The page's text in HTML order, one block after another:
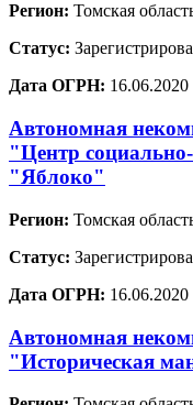
Регион: Томская
Статус:
Дата ОГРН: 16.06.2020
Автономная
"Центр
"Яблоко"
Регион: Томская
Статус:
Дата ОГРН: 16.06.2020
Автономная
"Историческая